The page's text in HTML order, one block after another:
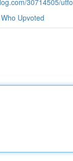
30714505/
Who Upvoted